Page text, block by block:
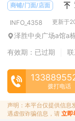
商铺/门面/店面
INFO_4358 更新于
泽胜中央广场a馆a
有效期：已过期
拨打电话
声明：本平台仅提供信息
遇虚假诈骗信息，请 立即